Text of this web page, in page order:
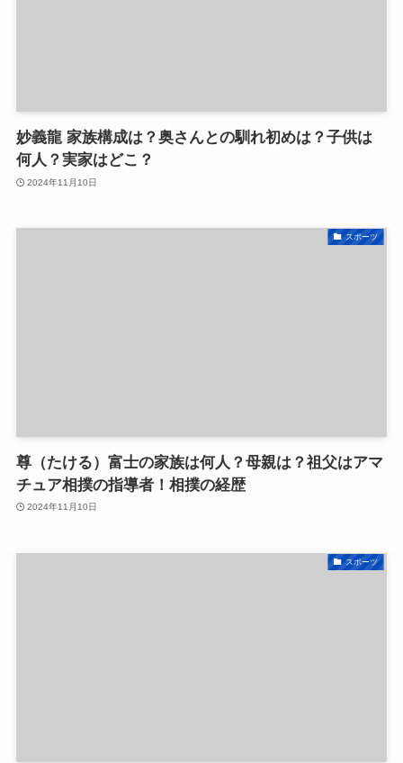
妙義龍 家族構成は？奥さんとの馴れ初めは？子供は
何人？実家はどこ？
2024年11月10日
スポーツ
尊（たける）富士の家族は何人？母親は？祖父はアマ
チュア相撲の指導者！相撲の経歴
2024年11月10日
スポーツ